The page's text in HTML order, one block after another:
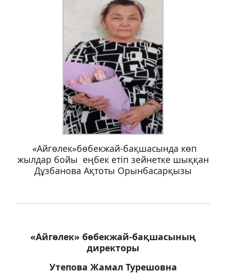
«Айгөлек»бөбекжай-бақшасында көп
жылдар бойы еңбек етіп зейнетке шыққан
Дұзбанова Ақтоты Орынбасарқызы
«Айгөлек» бөбекжай-бақшасының
директоры
Утепова Жамал Турешовна